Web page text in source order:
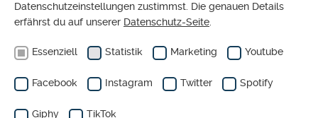
Ergänzender redaktioneller Inhalt von
Eigentlich haben wir hier einen tollen Inhalt von
Datenschutzeinstellungen zustimmst. Die genauen Details
erfährst du auf unserer Datenschutz-Seite
Essenziell Statistik Marketing Youtube
Facebook Instagram Twitter Spotify
Giphy TikTok